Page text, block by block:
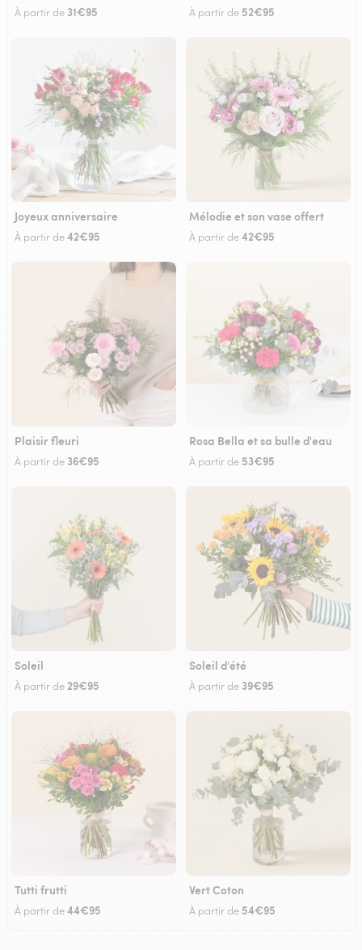
À partir de 31€95 À partir de 52€95
Joyeux anniversaire
À partir de42€95
Mélodie et son vase offert
À partir de42€95
Plaisir fleuri
À partir de 36€95
Rosa Bella et sa bulle d'eau
À partir de 53€95
Soleil
À partir de29€95
Soleil d'été
À partir de 39€95
Tutti frutti
À partir de44€95
Vert Coton
À partir de 54€95